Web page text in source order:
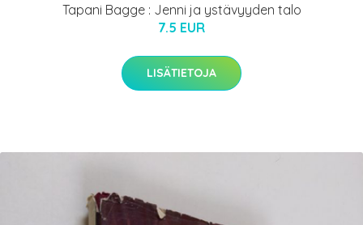
Tapani Bagge : Jenni ja ystävyyden talo
7.5 EUR
LISÄTIETOJA